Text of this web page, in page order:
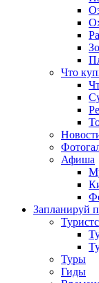
Что
Афиша
Запланируй
Туры
Гиды